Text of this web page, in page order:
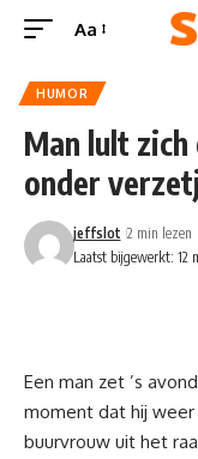
Aa
HUMOR
Man lult
onder
Laatst bijgewerkt: 12
jeffslot 2 min lezen
Een man zet ’s
moment dat hij weer
buurvrouw uit het